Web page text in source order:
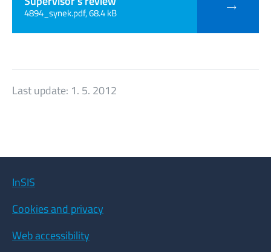
4894_synek.pdf, 68.4 kB
Last update: 1. 5. 2012
InSIS
Cookies and privacy
Web accessibility